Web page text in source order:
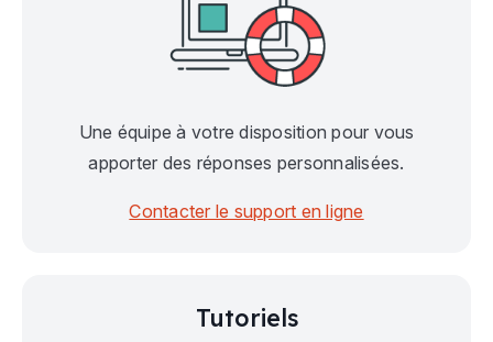
Une équipe à votre disposition pour vous
apporter des réponses personnalisées.
Contacter le support en ligne
Tutoriels